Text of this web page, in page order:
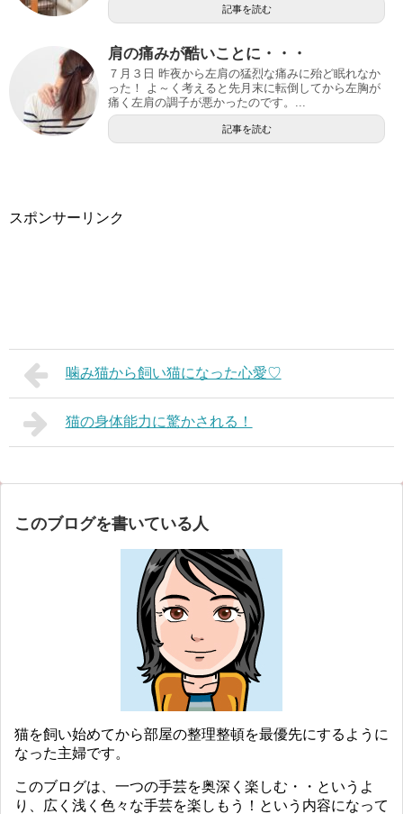
記事を読む
肩の痛みが酷いことに・・・
７月３日 昨夜から左肩の猛烈な痛みに殆ど眠れなか
った！ よ～く考えると先月末に転倒してから左胸が
痛く左肩の調子が悪かったのです。...
記事を読む
スポンサーリンク
噛み猫から飼い猫になった心愛♡
猫の身体能力に驚かされる！
このブログを書いている人
猫を飼い始めてから部屋の整理整頓を最優先にするように
なった主婦です。
このブログは、一つの手芸を奥深く楽しむ・・というよ
り、広く浅く色々な手芸を楽しもう！という内容になって